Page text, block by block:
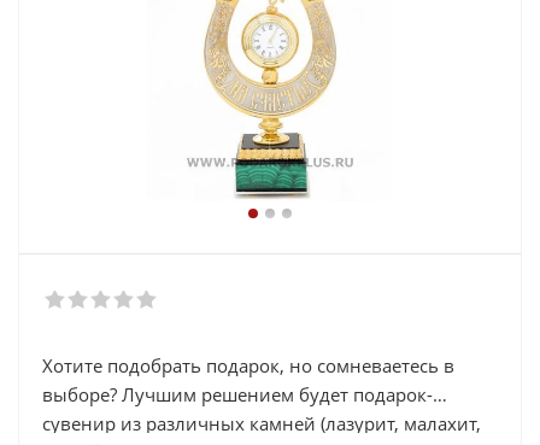
Хотите подобрать подарок, но сомневаетесь в
выборе? Лучшим решением будет подарок-
сувенир из различных камней (лазурит, малахит,